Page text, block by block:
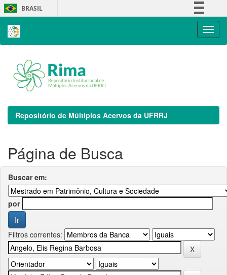
Skip
navigation
BRASIL
Repositório de Múltiplos Acervos da UFRRJ
Página de Busca
Buscar em:
por
Filtros correntes: